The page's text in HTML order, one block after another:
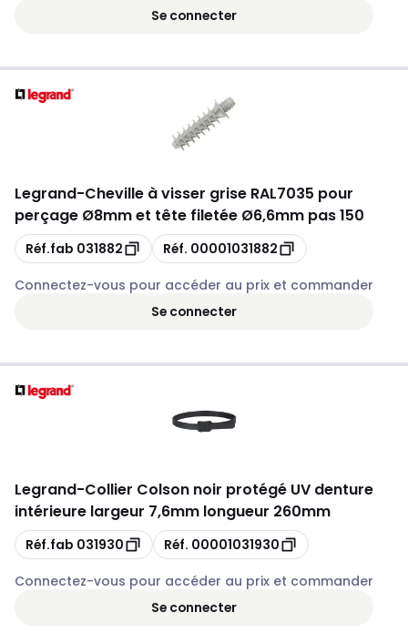
Se connecter
Legrand-Cheville à visser grise RAL7035 pour
perçage Ø8mm et tête filetée Ø6,6mm pas 150
Copie
Réf.fab 031882 Copie
Réf. 00001031882
Connectez-vous pour accéder au prix et commander
Se connecter
Legrand-Collier Colson noir protégé UV denture
intérieure largeur 7,6mm longueur 260mm
Copie
Réf.fab 031930 Copie
Réf. 00001031930
Connectez-vous pour accéder au prix et commander
Se connecter